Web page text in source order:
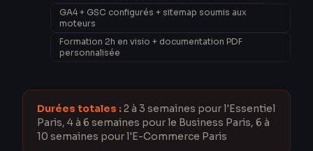
GA4 + GSC configurés + sitemap soumis aux
moteurs
Formation 2h en visio + documentation PDF
personnalisée
Durées totales :2 à 3 semaines pour l'Essentiel
Paris, 4 à 6 semaines pour le Business Paris, 6 à
10 semaines pour l'E-Commerce Paris